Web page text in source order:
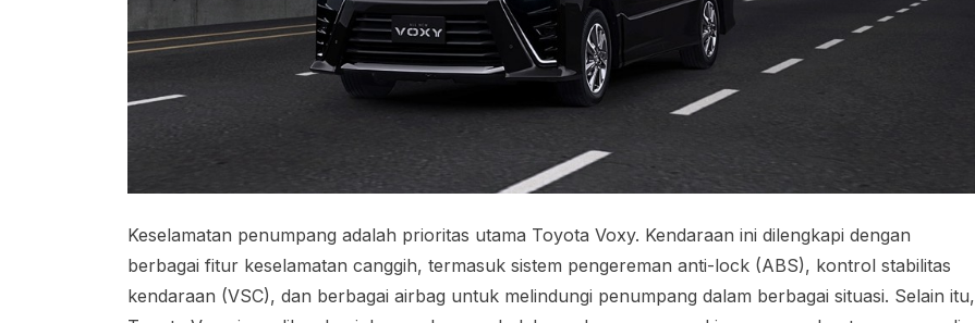
Keselamatan penumpang adalah prioritas utama Toyota Voxy. Kendaraan ini dilengkapi dengan
berbagai fitur keselamatan canggih, termasuk sistem pengereman anti-lock (ABS), kontrol stabilitas
kendaraan (VSC), dan berbagai airbag untuk melindungi penumpang dalam berbagai situasi. Selain itu,